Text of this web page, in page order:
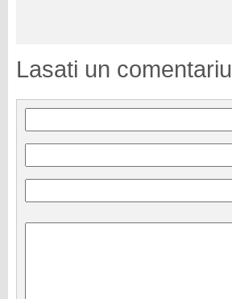
Lasati un comentariu